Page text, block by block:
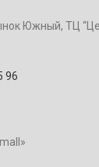
Южный, ТЦ
96